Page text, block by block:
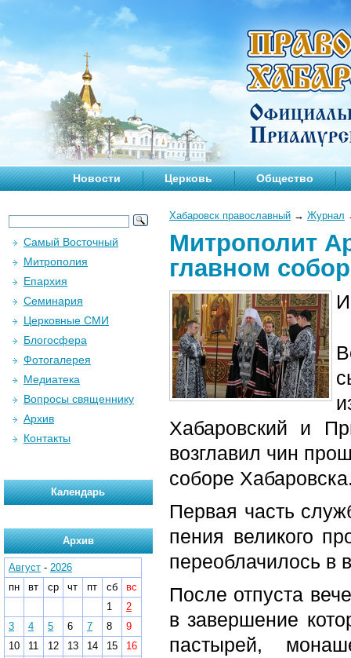
Новости Церковь Общество
Хабаровск православный → Журнал
Митрополит
главном
Хабаровский и
возглавил чин
соборе
Первая часть
пения великого
переоблачилось в
После отпуста
в завершение
пастырей,
Самый Восточный
Митрополия
Епархия
Семинария
Церковные СМИ
Блогосфера
Фотогалерея
Медиатека
Вопросы священнику
Архив
Контакты
Календарь
Архив
Август - 2026
пн
вт ср чт пт сб
вс
1
2
3
4 5 6 7 8
9
10
11 12 13 14 15
16